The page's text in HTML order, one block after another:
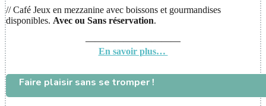
// Café Jeux en mezzanine avec boissons et gourmandises
disponibles. Avec ou Sans réservation.
——————————
En savoir plus…
Faire plaisir sans se tromper !